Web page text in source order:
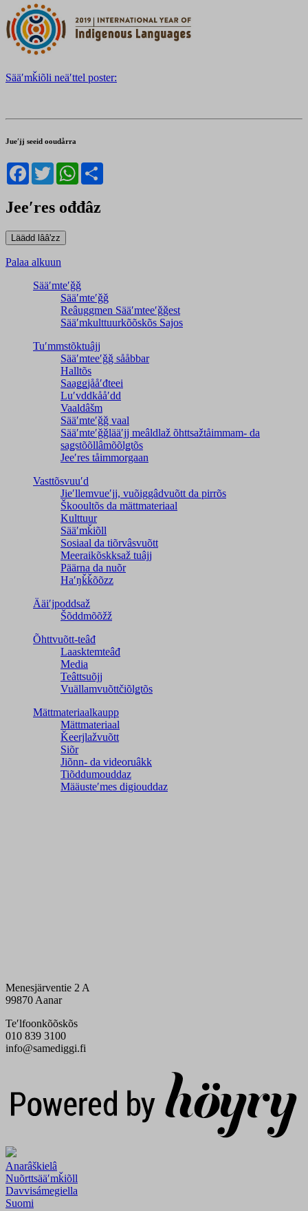
Sääʹmǩiõli neäʹttel poster:
Jueʹjj seeid ooudårra
Facebook
TwitterWhatsApp
Jeeʹres ođđâz
Palaa alkuun
Sääʹmteʹǧǧ
Sääʹmteʹǧǧ
Reâuggmen Sääʹmteeʹǧǧest
Sääʹmkulttuurkõõskõs Sajos
Tuʹmmstõktuâjj
Sääʹmteeʹǧǧ sååbbar
Halltõs
Saaǥǥjååʹđteei
Luʹvddkååʹdd
Vaaldâšm
Sääʹmteʹǧǧ vaal
Sääʹmteʹǧǧlääʹjj meâldlaž õhttsažtåimmam- da
saǥstõõllâmõõlǥtõs
Jeeʹres tåimmorgaan
Vasttõsvuuʹd
Jieʹllemvueʹjj, vuõiggâdvuõtt da pirrõs
Škooultõs da mättmateriaal
Kulttuur
Sääʹmǩiõll
Sosiaal da tiõrvâsvuõtt
Meeraikõskksaž tuâjj
Päärna da nuõr
Haʹŋǩǩõõzz
Ääiʹjpoddsaž
Šõddmõõžž
Õhttvuõtt-teâđ
Laasktemteâđ
Media
Teâttsuõjj
Vuällamvuõttčiõlǥtõs
Mättmateriaalkaupp
Mättmateriaal
Ǩeerjlažvuõtt
Siõr
Jiõnn- da videoruâkk
Tiõddumouddaz
Määusteʹmes digiouddaz
Menesjärventie 2 A
99870 Aanar
Teʹlfoonkõõskõs
010 839 3100
info@samediggi.fi
Anarâškielâ
Nuõrttsääʹmǩiõll
Davvisámegiella
Suomi